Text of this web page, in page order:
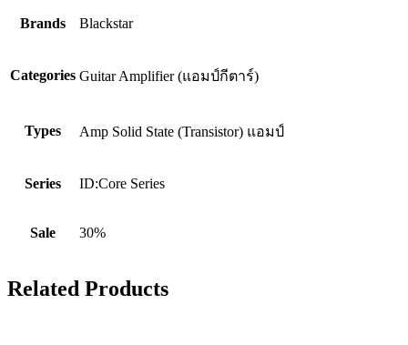
Brands Blackstar
Categories Guitar Amplifier (แอมป์กีตาร์)
Types Amp Solid State (Transistor) แอมป์
Series ID:Core Series
Sale 30%
Related Products